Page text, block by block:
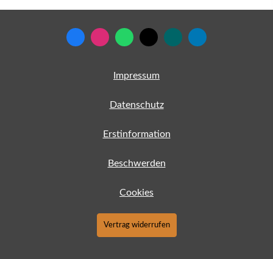
Impressum
Datenschutz
Erstinformation
Beschwerden
Cookies
Vertrag widerrufen